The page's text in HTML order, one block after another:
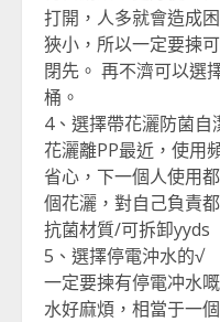
打開，人多就會造成
狹小，所以一定要揀
閉先。 再不濟可以選
桶。
4、選擇帶花灑防菌
花灑離PP最近，使用
省心，下一個人使用
個花灑，對自己負責
抗菌材質/可拆卸yyds
5、選擇停電沖水的√
一定要揀有停電冲水
水好麻煩，相當于一